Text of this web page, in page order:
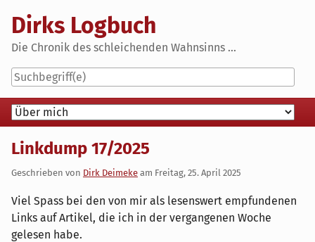
content
Dirks Logbuch
Die Chronik des schleichenden Wahnsinns ...
Navigation
Linkdump 17/2025
Geschrieben von Dirk Deimeke am Freitag, 25. April 2025
Viel Spass bei den von mir als lesenswert empfundenen
Links auf Artikel, die ich in der vergangenen Woche
gelesen habe.